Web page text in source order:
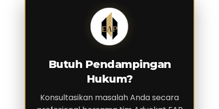
Butuh Pendampingan
Hukum?
Konsultasikan masalah Anda secara